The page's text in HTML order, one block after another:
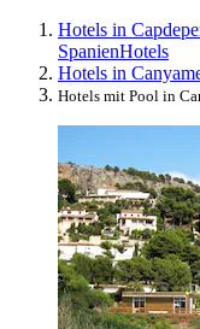
Hotels in
SpanienHotels
Hotels in
Hotels mit Pool in